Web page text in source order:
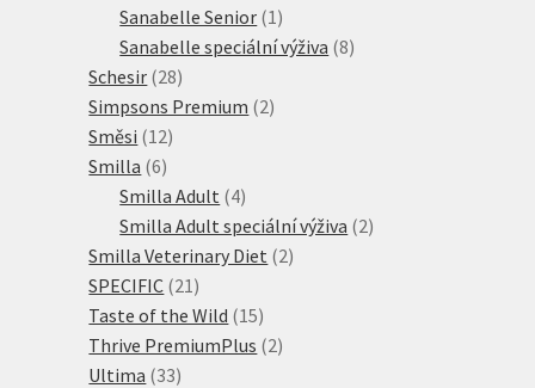
produkt
Sanabelle Senior 1 1
produkt
Sanabelle speciální výživa 88
Schesir 2828
produktů
Simpsons Premium 22
Směsi 1212
Smilla 66
produktů
Smilla Adult 44
produkty
Smilla Adult speciální výživa 22
Smilla Veterinary Diet 22
SPECIFIC 21 21
produktů
Taste of the Wild 1515
produktů
Thrive PremiumPlus 22
Ultima 3333